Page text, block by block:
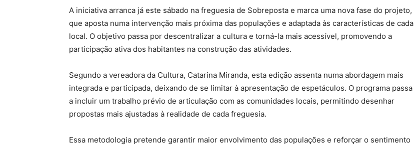
A iniciativa arranca já este sábado na freguesia de Sobreposta e marca uma nova fase do projeto,
que aposta numa intervenção mais próxima das populações e adaptada às características de cada
local. O objetivo passa por descentralizar a cultura e torná-la mais acessível, promovendo a
participação ativa dos habitantes na construção das atividades.
Segundo a vereadora da Cultura, Catarina Miranda, esta edição assenta numa abordagem mais
integrada e participada, deixando de se limitar à apresentação de espetáculos. O programa passa
a incluir um trabalho prévio de articulação com as comunidades locais, permitindo desenhar
propostas mais ajustadas à realidade de cada freguesia.
Essa metodologia pretende garantir maior envolvimento das populações e reforçar o sentimento